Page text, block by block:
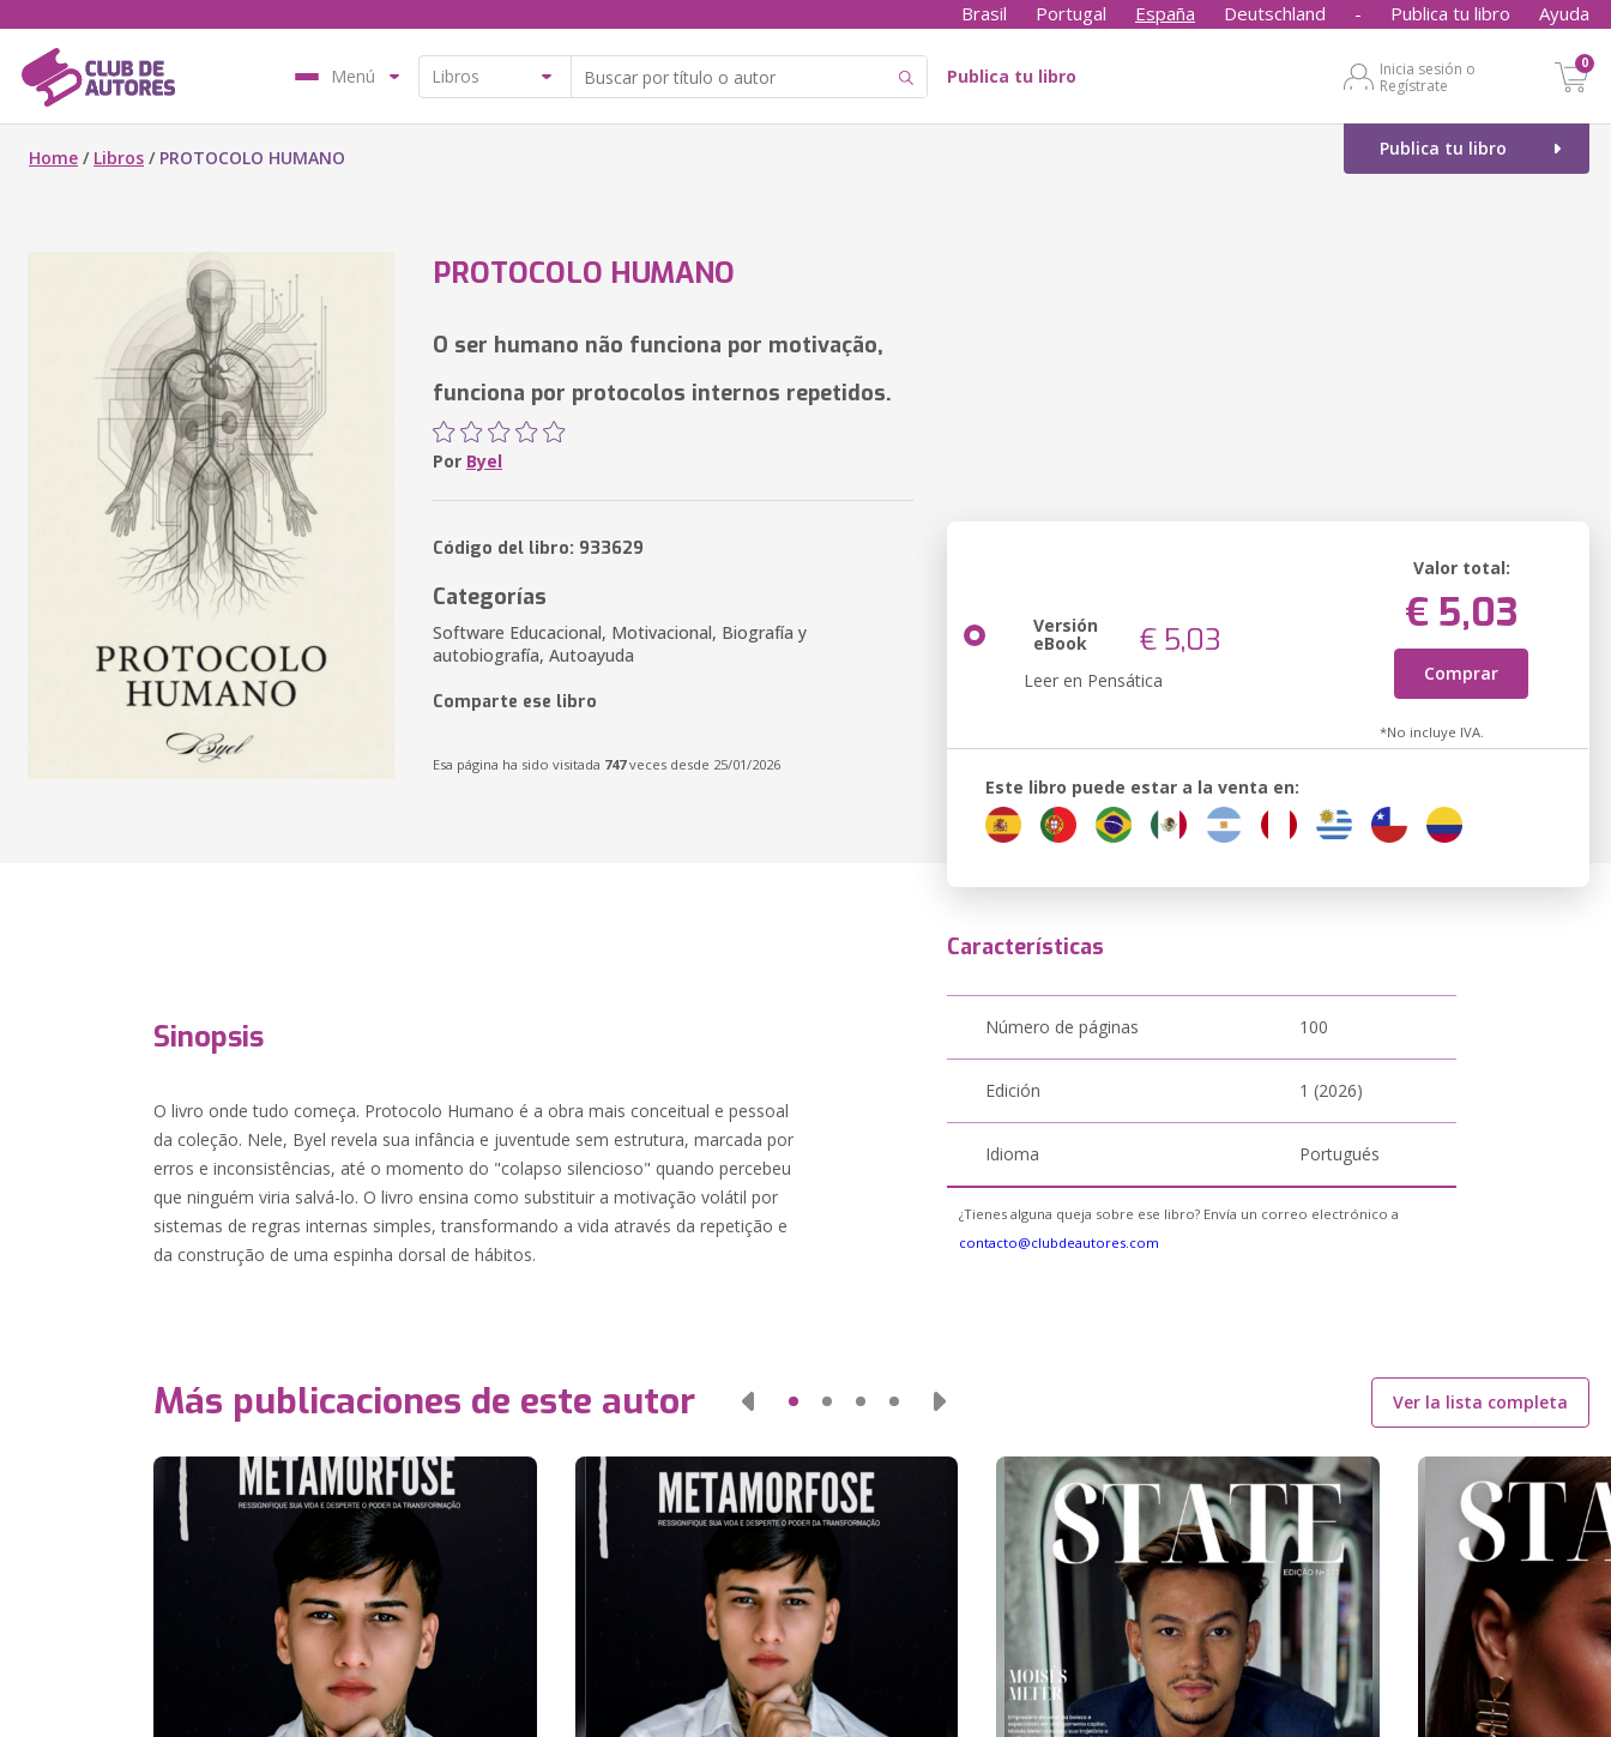
Brasil Portugal España Deutschland - Publica tu libro Ayuda
Menú Publica tu libro
Inicia sesión o
Regístrate
0
Publica tu libro
Home / Libros / PROTOCOLO HUMANO
PROTOCOLO HUMANO
O ser humano não funciona por motivação,
funciona por protocolos internos repetidos.
Por Byel
Código del libro: 933629
Categorías
Software Educacional, Motivacional, Biografía y
autobiografía, Autoayuda
Comparte ese libro
Esa página ha sido visitada 747veces desde 25/01/2026
Versión
eBook € 5,03
Leer en Pensática
Valor total:
€ 5,03
Comprar
*No incluye IVA.
Este libro puede estar a la venta en:
Sinopsis
O livro onde tudo começa. Protocolo Humano é a obra mais conceitual e pessoal
da coleção. Nele, Byel revela sua infância e juventude sem estrutura, marcada por
erros e inconsistências, até o momento do "colapso silencioso" quando percebeu
que ninguém viria salvá-lo. O livro ensina como substituir a motivação volátil por
sistemas de regras internas simples, transformando a vida através da repetição e
da construção de uma espinha dorsal de hábitos.
Características
Número de páginas 100
Edición 1 (2026)
Idioma Portugués
¿Tienes alguna queja sobre ese libro? Envía un correo electrónico a
contacto@clubdeautores.com
Más publicaciones de este autor Ver la lista completa